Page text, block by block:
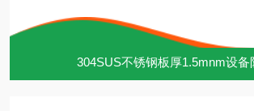
304SUS不锈钢板厚1.5mnm设备